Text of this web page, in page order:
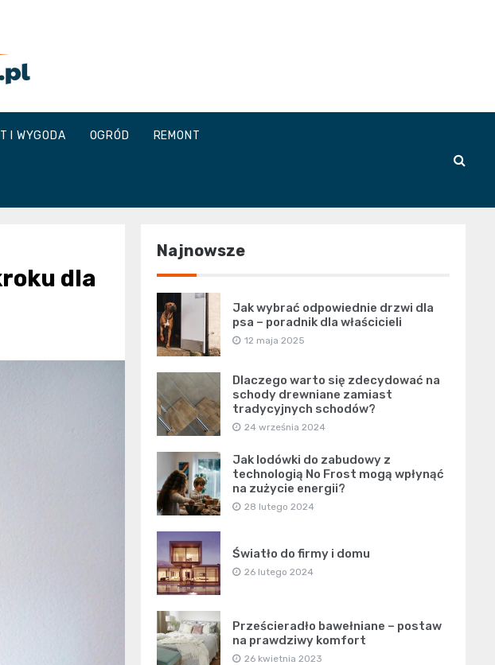
I WYGODA OGRÓD REMONT
dla
Najnowsze
Jak wybrać odpowiednie drzwi dla
psa – poradnik dla właścicieli
12 maja 2025
Dlaczego warto się zdecydować na
schody drewniane zamiast
tradycyjnych schodów?
24 września 2024
Jak lodówki do zabudowy z
technologią No Frost mogą wpłynąć
na zużycie energii?
28 lutego 2024
Światło do firmy i domu
26 lutego 2024
Prześcieradło bawełniane – postaw
na prawdziwy komfort
26 kwietnia 2023